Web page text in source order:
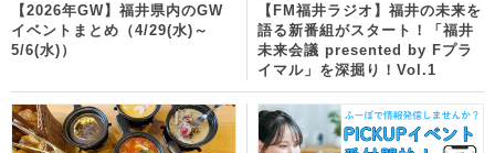
【2026年GW】福井県内のGW
イベントまとめ（4/29(水)～
5/6(水)）
【FM福井ラジオ】福井の未来を
語る新番組がスタート！「福井
未来会議 presented by Fプラ
イマル」を深掘り！Vol.1